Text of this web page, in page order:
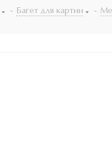
- Багет для картин -